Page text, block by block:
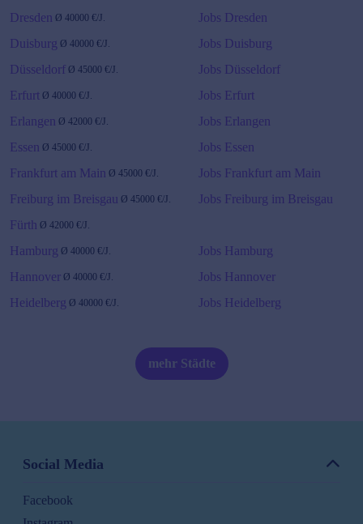
Dresden Ø 40000 €/J.
Jobs Dresden
Duisburg Ø 40000 €/J.
Jobs Duisburg
Düsseldorf Ø 45000 €/J.
Jobs Düsseldorf
Erfurt Ø 40000 €/J.
Jobs Erfurt
Erlangen Ø 42000 €/J.
Jobs Erlangen
Essen Ø 45000 €/J.
Jobs Essen
Frankfurt am Main Ø 45000 €/J.
Jobs Frankfurt am Main
Freiburg im Breisgau Ø 45000 €/J.
Jobs Freiburg im Breisgau
Fürth Ø 42000 €/J.
Hamburg Ø 40000 €/J.
Jobs Hamburg
Hannover Ø 40000 €/J.
Jobs Hannover
Heidelberg Ø 40000 €/J.
Jobs Heidelberg
Jobs Köln
mehr Städte
Social Media
Facebook